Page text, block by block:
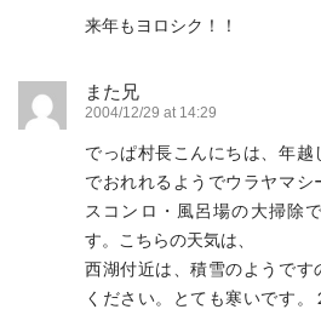
来年もヨロシク！！
また兄
2004/12/29 at 14:29
でっぱ村長こんにちは、年
でおれれるようでウラヤマ
スコンロ・風呂場の大掃除
す。こちらの天気は、
西湖付近は、積雪のようです
ください。とても寒いです